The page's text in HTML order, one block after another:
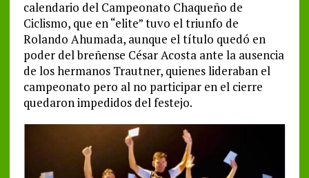
calendario del Campeonato Chaqueño de
Ciclismo, que en “elite” tuvo el triunfo de
Rolando Ahumada, aunque el título quedó en
poder del breñense César Acosta ante la ausencia
de los hermanos Trautner, quienes lideraban el
campeonato pero al no participar en el cierre
quedaron impedidos del festejo.